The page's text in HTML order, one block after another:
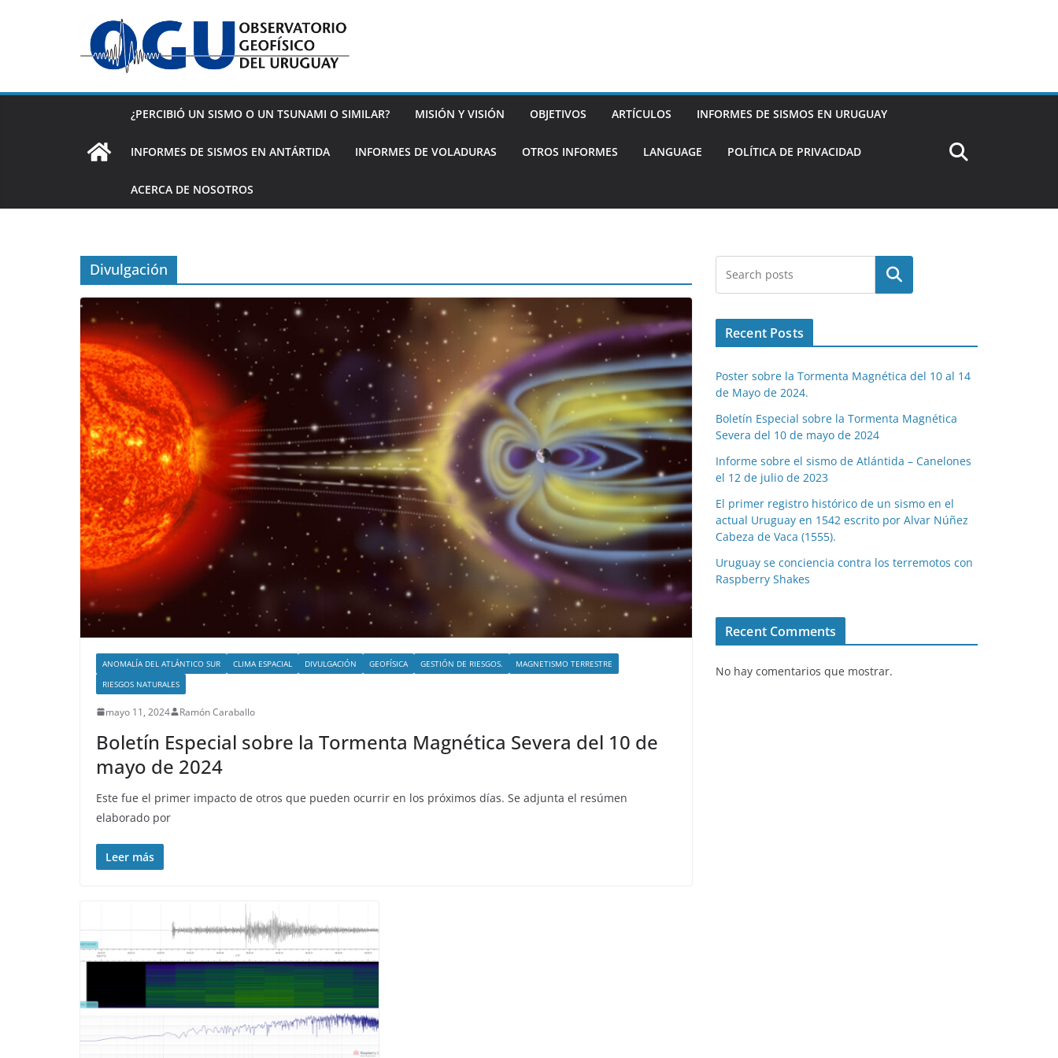
¿PERCIBIÓ UN SISMO O UN TSUNAMI O SIMILAR? MISIÓN Y VISIÓN OBJETIVOS ARTÍCULOS INFORMES DE SISMOS EN URUGUAY
INFORMES DE SISMOS EN ANTÁRTIDA INFORMES DE VOLADURAS OTROS INFORMES LANGUAGE POLÍTICA DE PRIVACIDAD
ACERCA DE NOSOTROS
Divulgación
ANOMALÍA DEL ATLÁNTICO SUR CLIMA ESPACIAL DIVULGACIÓN GEOFÍSICA GESTIÓN DE RIESGOS.
MAGNETISMO TERRESTRE
RIESGOS NATURALES
mayo 11, 2024 Ramón Caraballo
Boletín Especial sobre la Tormenta Magnética Severa del 10 de
mayo de 2024
Este fue el primer impacto de otros que pueden ocurrir en los próximos días. Se adjunta el resúmen
elaborado por
Leer más
Buscar
Recent Posts
Poster sobre la Tormenta Magnética del 10 al 14
de Mayo de 2024.
Boletín Especial sobre la Tormenta Magnética
Severa del 10 de mayo de 2024
Informe sobre el sismo de Atlántida – Canelones
el 12 de julio de 2023
El primer registro histórico de un sismo en el
actual Uruguay en 1542 escrito por Alvar Núñez
Cabeza de Vaca (1555).
Uruguay se conciencia contra los terremotos con
Raspberry Shakes
Recent Comments
No hay comentarios que mostrar.